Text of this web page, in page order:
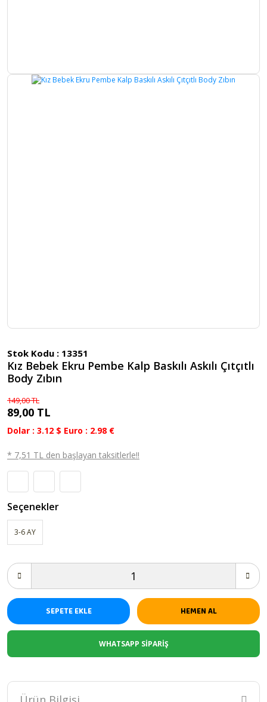
Stok Kodu : 13351
Kız Bebek Ekru Pembe Kalp Baskılı Askılı Çıtçıtlı
Body Zıbın
149,00 TL
89,00 TL
Dolar : 3.12 $ Euro : 2.98 €
* 7,51 TL den başlayan taksitlerle!!
Seçenekler
3-6 AY
SEPETE EKLE HEMEN AL
WHATSAPP SİPARİŞ